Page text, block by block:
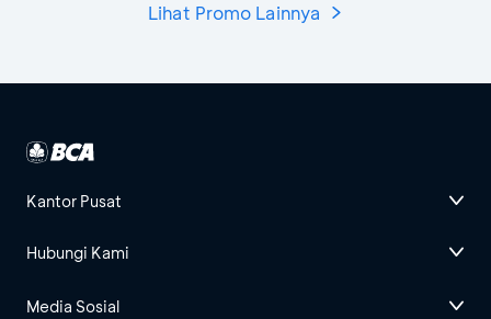
Lihat Promo Lainnya
Kantor Pusat
Hubungi Kami
Media Sosial